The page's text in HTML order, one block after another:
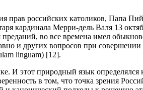
прав российских католиков, Папа
кардинала Мерри-дель Валя 13
во все времена имел
и других вопросов при
linguam) [12].
И этот природный язык
в том, что точка зрения